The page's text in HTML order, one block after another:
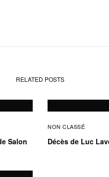
RELATED POSTS
Salon
NON CLASSÉ
Décès de Luc